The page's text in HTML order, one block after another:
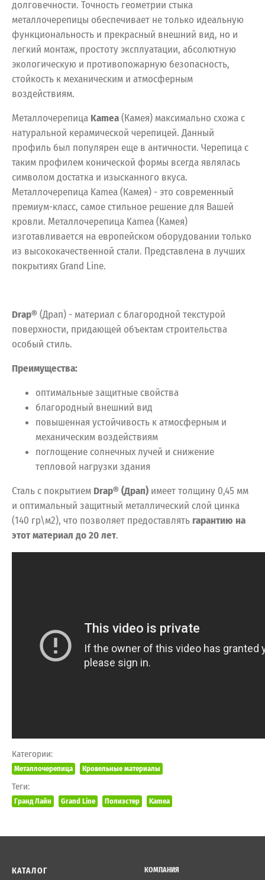
долговечности. Точность геометрии стыка
металлочерепицы обеспечивает не только идеальную
функциональность и прекрасный внешний вид, но и
легкий монтаж, простоту эксплуатации, абсолютную
экологическую и противопожарную безопасность,
стойкость к механическим и атмосферным
воздействиям.
Металлочерепица Kamea(Камея) максимально схожа с
натуральной керамической черепицей. Данный
профиль был популярен еще в античности. Черепица с
таким профилем конической формы всегда являлась
символом достатка и изысканного вкуса.
Металлочерепица Kamea (Камея) - это современный
премиум-класс, самое стильное решение для Вашей
кровли. Металлочерепица Kamea (Камея)
изготавливается на европейском оборудовании только
из высококачественной стали. Представлена в лучших
покрытиях Grand Line.
Drap® (Драп) - материал с благородной текстурой
поверхности, придающей объектам строительства
особый стиль.
Преимущества:
оптимальные защитные свойства
благородный внешний вид
повышенная устойчивость к атмосферным и
механическим воздействиям
поглощение солнечных лучей и снижение
тепловой нагрузки здания
Сталь с покрытием Drap® (Драп) имеет толщину 0,45 мм
и оптимальный защитный металлический слой цинка
(140 гр\м2), что позволяет предоставлять гарантию на
этот материал до 20 лет.
Категории:
Металлочерепица Кровельные материалы
Теги:
Гранд Лайн Grand Line Полиэстер Kamea
КАТАЛОГ
КОМПАНИЯ